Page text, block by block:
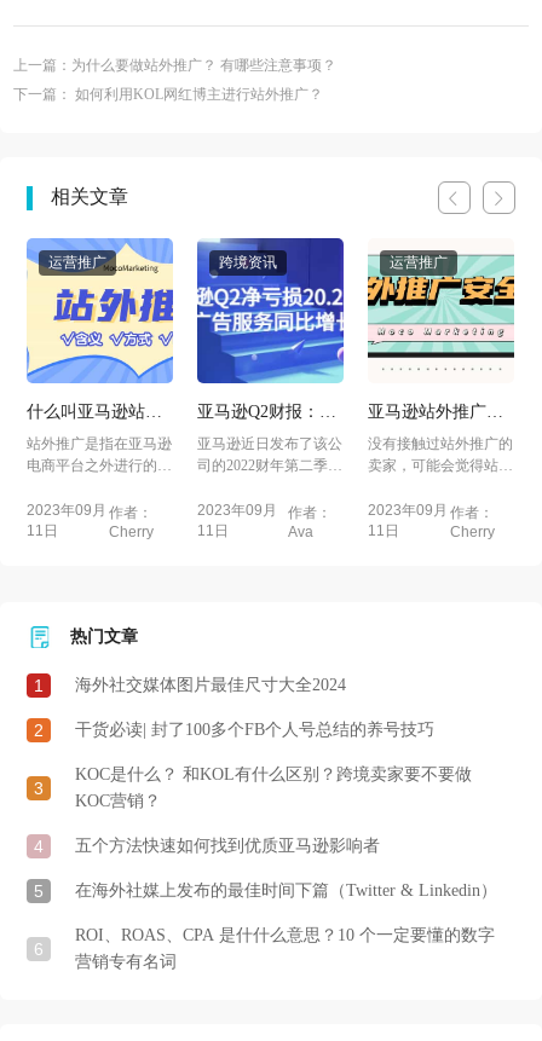
上一篇：为什么要做站外推广？ 有哪些注意事项？
下一篇： 如何利用KOL网红博主进行站外推广？
相关文章
运营推广
什么叫亚马逊站外
推广？ 站外推广有
哪些方式？
站外推广是指在亚马逊
电商平台之外进行的一
旨...
2023年09月
11日
作者：
Cherry
跨境资讯
亚马逊Q2财报：广
告业务同比增长
18%，净亏损20.28
亿美元
亚马逊近日发布了该公
司的2022财年第二季度
的...
2023年09月
11日
作者：
Ava
运营推广
亚马逊站外推广安
全吗？
没有接触过站外推广的
卖家，可能会觉得站外
账...
2023年09月
11日
作者：
Cherry
热门文章
1 海外社交媒体图片最佳尺寸大全2024
2 干货必读| 封了100多个FB个人号总结的养号技巧
3
KOC是什么？ 和KOL有什么区别？跨境卖家要不要做
KOC营销？
4 五个方法快速如何找到优质亚马逊影响者
5 在海外社媒上发布的最佳时间下篇（Twitter & Linkedin）
6
ROI、ROAS、CPA 是什什么意思？10 个一定要懂的数字
营销专有名词